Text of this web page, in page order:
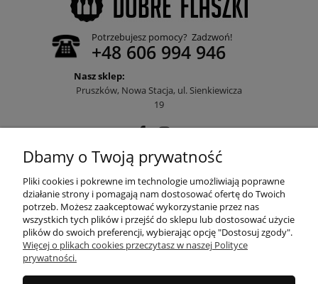
Potrzebujesz pomocy? Zadzwoń!
+48 606 994 946
Nasz sklep:
Pruszków, Nowa Stacja, ul. Sienkiewicza
19
POMOC
MOJE KONTO
PŁATNOŚCI I DOSTAWA
Dbamy o Twoją prywatność
Pliki cookies i pokrewne im technologie umożliwiają poprawne
działanie strony i pomagają nam dostosować ofertę do Twoich
potrzeb. Możesz zaakceptować wykorzystanie przez nas
wszystkich tych plików i przejść do sklepu lub dostosować użycie
plików do swoich preferencji, wybierając opcję "Dostosuj zgody".
Więcej o plikach cookies przeczytasz w naszej Polityce
prywatności.